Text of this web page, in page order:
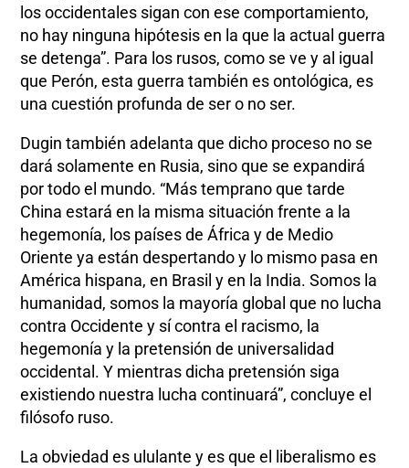
los occidentales sigan con ese comportamiento,
no hay ninguna hipótesis en la que la actual guerra
se detenga”. Para los rusos, como se ve y al igual
que Perón, esta guerra también es ontológica, es
una cuestión profunda de ser o no ser.
Dugin también adelanta que dicho proceso no se
dará solamente en Rusia, sino que se expandirá
por todo el mundo. “Más temprano que tarde
China estará en la misma situación frente a la
hegemonía, los países de África y de Medio
Oriente ya están despertando y lo mismo pasa en
América hispana, en Brasil y en la India. Somos la
humanidad, somos la mayoría global que no lucha
contra Occidente y sí contra el racismo, la
hegemonía y la pretensión de universalidad
occidental. Y mientras dicha pretensión siga
existiendo nuestra lucha continuará”, concluye el
filósofo ruso.
La obviedad es ululante y es que el liberalismo es